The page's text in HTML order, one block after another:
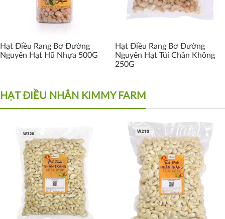
Hạt Điều Rang Bơ Đường
Nguyên Hạt Hũ Nhựa 500G
Hạt Điều Rang Bơ Đường
Nguyên Hạt Túi Chân Không
250G
HẠT ĐIỀU NHÂN KIMMY FARM